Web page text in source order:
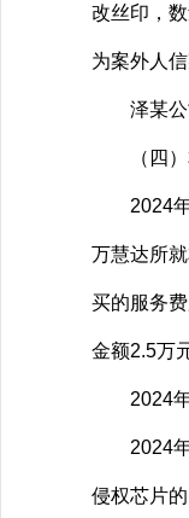
改丝印，
为案外人
泽某公司
（四）
2024年
万慧达所
买的服务
金额2.5万
2024年
2024年
侵权芯片的